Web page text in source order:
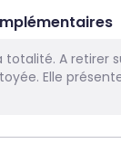
totalité. A retirer
Elle